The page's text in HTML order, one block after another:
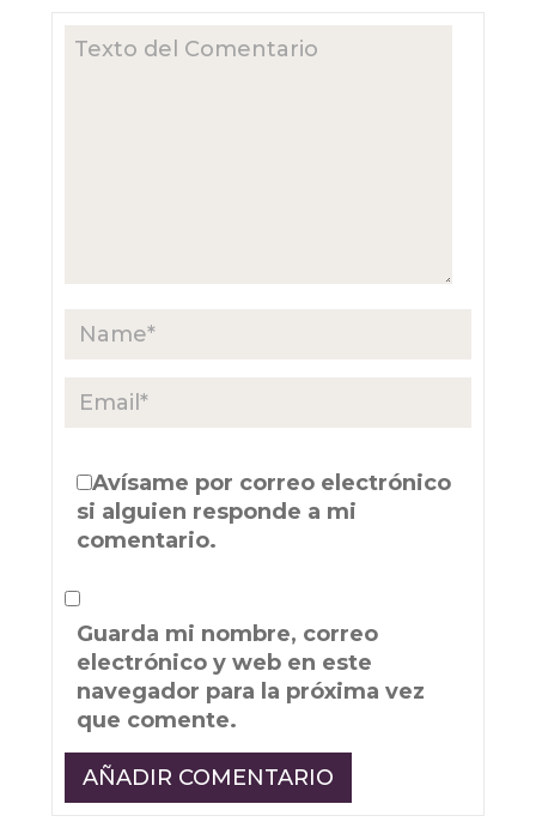
Avísame por correo electrónico
si alguien responde a mi
comentario.
Guarda mi nombre, correo
electrónico y web en este
navegador para la próxima vez
que comente.